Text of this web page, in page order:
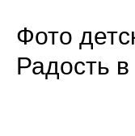
Фото
Радость
ВНУТРИ ДОМИКА —